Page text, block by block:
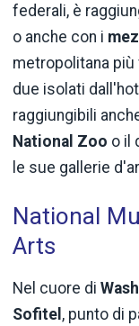
federali, è
o anche con i
metropolitana più
due isolati
raggiungibili
National Zoo o il
le sue gallerie
National
Arts
Nel cuore di
Sofitel , punto di